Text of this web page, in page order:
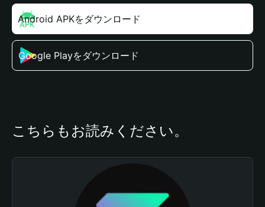
Android APKをダウンロード
Google Playをダウンロード
こちらもお読みください。